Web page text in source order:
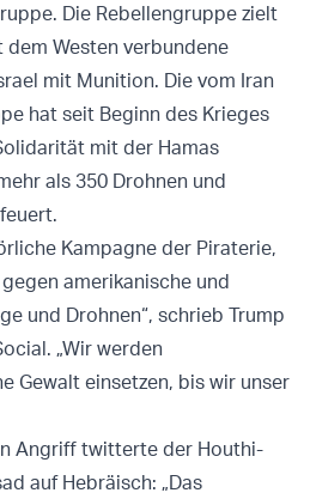
Die Rebellengruppe zielt
Westen verbundene
mit Munition. Die vom Iran
hat seit Beginn des Krieges
mit der Hamas
als 350 Drohnen und
Kampagne der Piraterie,
amerikanische und
und Drohnen“, schrieb Trump
„Wir werden
Gewalt einsetzen, bis wir unser
Angriff twitterte der Houthi-
auf Hebräisch: „Das